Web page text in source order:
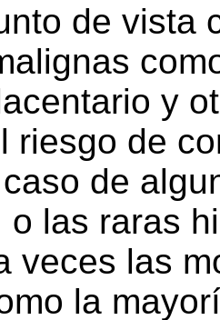
de vista
y
riesgo de
de
o las raras
veces las
la